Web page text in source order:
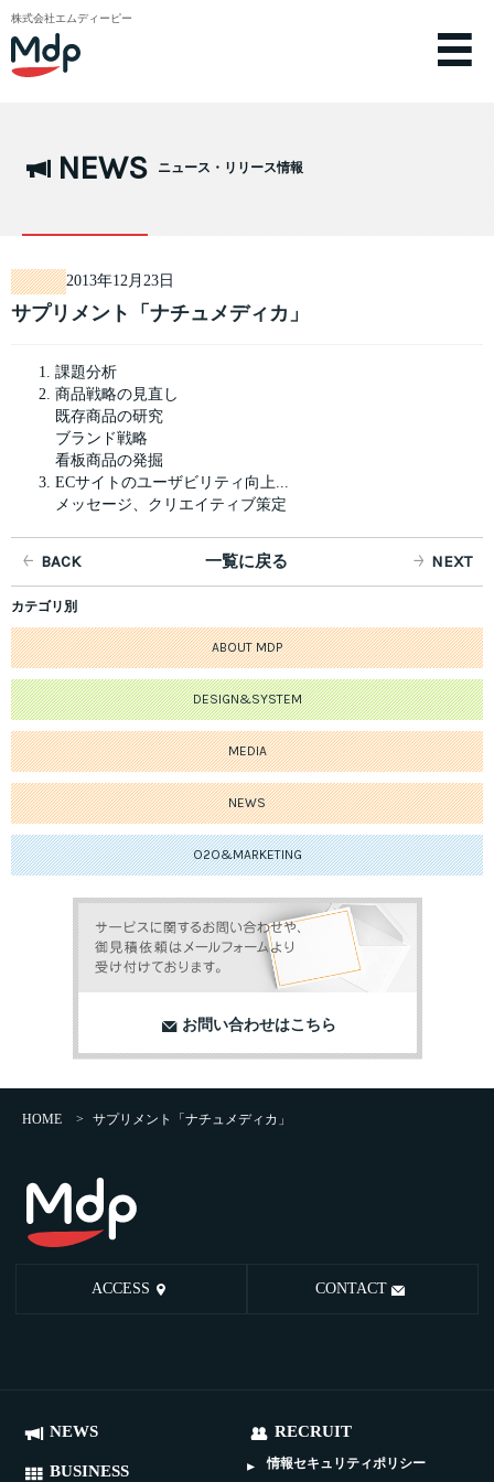
株式会社エムディーピー
NEWS ニュース・リリース情報
2013年12月23日
サプリメント「ナチュメディカ」
課題分析
商品戦略の見直し
既存商品の研究
ブランド戦略
看板商品の発掘
ECサイトのユーザビリティ向上...
メッセージ、クリエイティブ策定
BACK 一覧に戻る NEXT
カテゴリ別
ABOUT MDP
DESIGN&SYSTEM
MEDIA
NEWS
O2O&MARKETING
お問い合わせはこちら
HOME > サプリメント「ナチュメディカ」
ACCESS CONTACT
NEWS
BUSINESS
RECRUIT
情報セキュリティポリシー